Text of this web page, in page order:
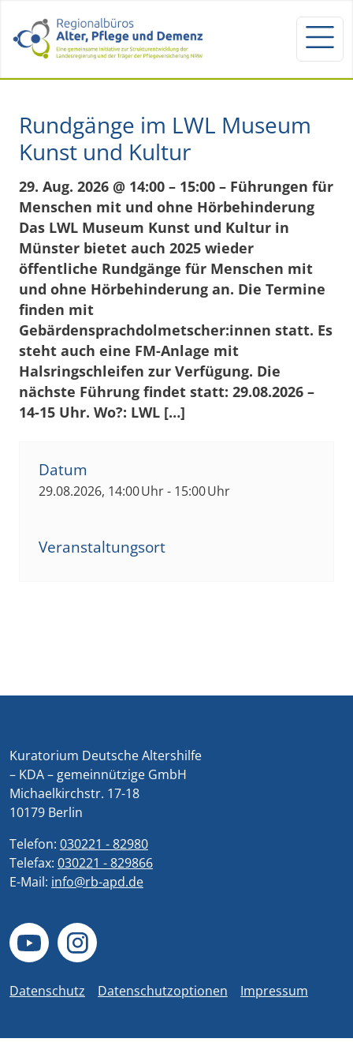
Rundgänge im LWL Museum
Kunst und Kultur
29. Aug. 2026 @ 14:00 – 15:00 – Führungen für
Menschen mit und ohne Hörbehinderung
Das LWL Museum Kunst und Kultur in
Münster bietet auch 2025 wieder
öffentliche Rundgänge für Menschen mit
und ohne Hörbehinderung an. Die Termine
finden mit
Gebärdensprachdolmetscher:innen statt. Es
steht auch eine FM-Anlage mit
Halsringschleifen zur Verfügung. Die
nächste Führung findet statt: 29.08.2026 –
14-15 Uhr. Wo?: LWL […]
Datum
29.08.2026, 14:00 Uhr - 15:00 Uhr
Veranstaltungsort
Kuratorium Deutsche Altershilfe
– KDA – gemeinnützige GmbH
Michaelkirchstr. 17-18
10179 Berlin
Telefon: 030221 - 82980
Telefax: 030221 - 829866
E-Mail: info@rb-apd.de
Datenschutz Datenschutzoptionen Impressum